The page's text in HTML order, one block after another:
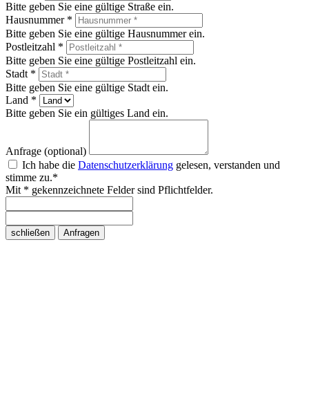
Bitte geben Sie eine gültige Straße ein.
Hausnummer *
Bitte geben Sie eine gültige Hausnummer ein.
Postleitzahl *
Bitte geben Sie eine gültige Postleitzahl ein.
Stadt *
Bitte geben Sie eine gültige Stadt ein.
Land *
Bitte geben Sie ein gültiges Land ein.
Anfrage (optional)
Ich habe die Datenschutzerklärung gelesen, verstanden und
stimme zu.*
Mit * gekennzeichnete Felder sind Pflichtfelder.
schließen Anfragen